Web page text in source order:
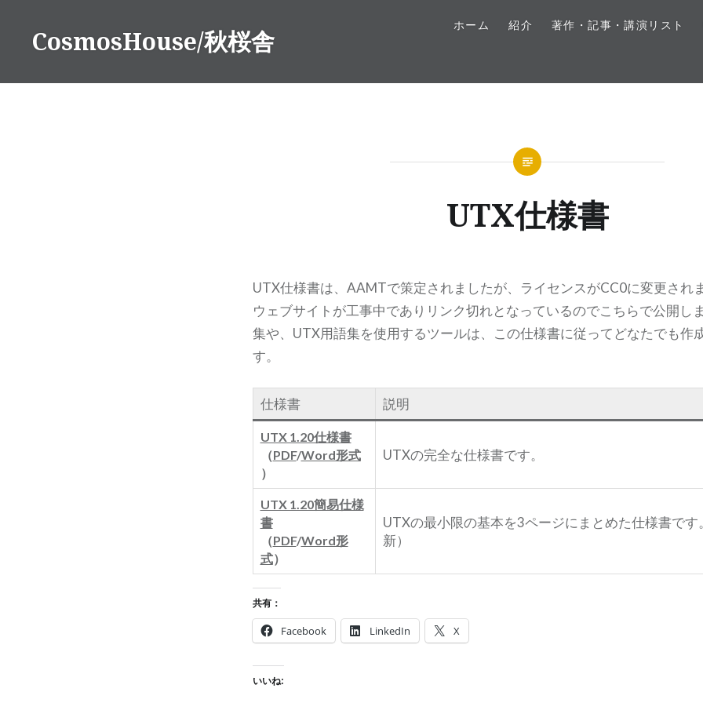
CosmosHouse/秋桜舎
ホーム 紹介 著作・記事・講演リスト
UTX仕様書
UTX仕様書は、AAMTで策定されましたが、ライセンスがCC0に変更され
ウェブサイトが工事中でありリンク切れとなっているのでこちらで公開し
集や、UTX用語集を使用するツールは、この仕様書に従ってどなたでも作
す。
仕様書 説明
UTX 1.20仕様書
（PDF/Word形式
）
UTXの完全な仕様書です。
UTX 1.20簡易仕様
書
（PDF/Word形
式）
UTXの最小限の基本を3ページにまとめた仕様書で
新）
共有：
Facebook LinkedIn X
いいね: